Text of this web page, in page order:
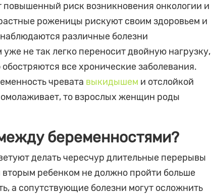
риск возникновения онкологии и
роженицы рискуют своим здоровьем и
различные болезни
не так легко переносит двойную нагрузку,
все хронические заболевания.
чревата выкидышем и отслойкой
то взрослых женщин роды
беременностями?
делать чересчур длительные перерывы
ребенком не должно пройти больше
а сопутствующие болезни могут осложнить